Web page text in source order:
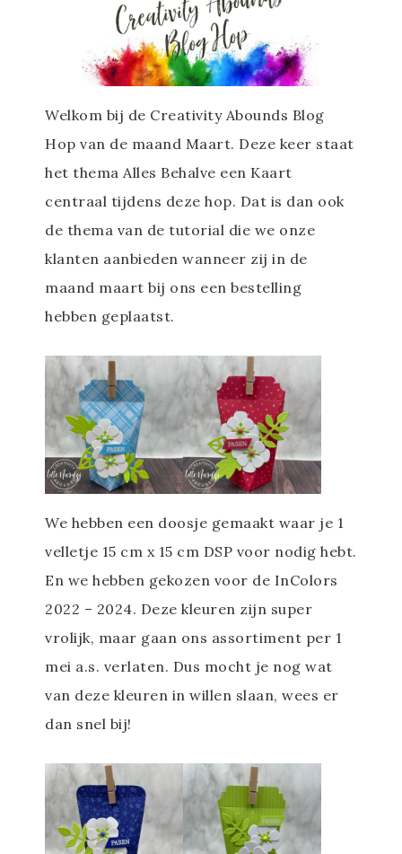
Welkom bij de Creativity Abounds Blog
Hop van de maand Maart. Deze keer staat
het thema Alles Behalve een Kaart
centraal tijdens deze hop. Dat is dan ook
de thema van de tutorial die we onze
klanten aanbieden wanneer zij in de
maand maart bij ons een bestelling
hebben geplaatst.
We hebben een doosje gemaakt waar je 1
velletje 15 cm x 15 cm DSP voor nodig hebt.
En we hebben gekozen voor de InColors
2022 – 2024. Deze kleuren zijn super
vrolijk, maar gaan ons assortiment per 1
mei a.s. verlaten. Dus mocht je nog wat
van deze kleuren in willen slaan, wees er
dan snel bij!